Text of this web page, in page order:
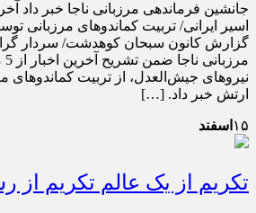
اسیر ایرانی/ تربیت کماندوهای مرزبانی
گزارش کانون سبحان کوهدشت/ سردار
نیروهای جیش‌العدل، از تربیت کماندوهای
ارتش خبر داد. […]
۱۵ اسفند
تکریم از یک عالم تکریم